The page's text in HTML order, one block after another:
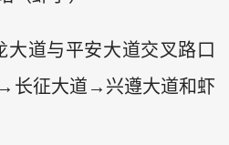
大道与平安大道交叉路口
征大道→兴遵大道和虾